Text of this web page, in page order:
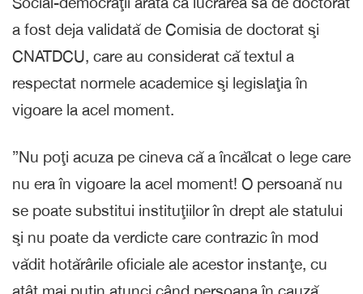
a fost deja validată de Comisia de doctorat şi
CNATDCU, care au considerat că textul a
respectat normele academice şi legislaţia în
vigoare la acel moment.
”Nu poţi acuza pe cineva că a încălcat o lege care
nu era în vigoare la acel moment! O persoană nu
se poate substitui instituţiilor în drept ale statului
şi nu poate da verdicte care contrazic în mod
vădit hotărârile oficiale ale acestor instanţe, cu